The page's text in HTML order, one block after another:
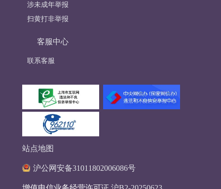
涉未成年举报
扫黄打非举报
客服中心
联系客服
站点地图
沪公网安备31011802006086号